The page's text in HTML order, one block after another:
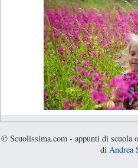
© Scuolissima.com - appunti di
di Andrea